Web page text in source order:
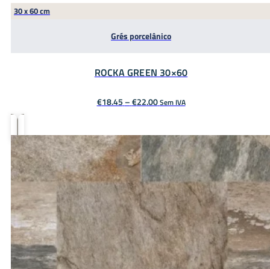
30 x 60 cm
Grés porcelânico
ROCKA GREEN 30×60
€18.45–€22.00Price
range:
€22.00
Sem IVA